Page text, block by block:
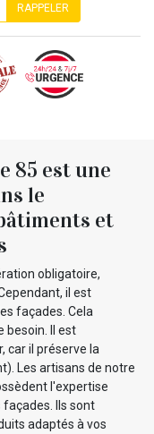
85 est une
le
et
obligatoire,
il est
façades. Cela
besoin. Il est
car il préserve la
Les artisans de notre
l'expertise
Ils sont
adaptés à vos